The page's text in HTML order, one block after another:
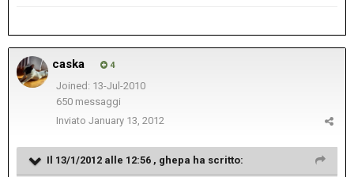
caska 4
Joined: 13-Jul-2010
650 messaggi
Inviato January 13, 2012
Il 13/1/2012 alle 12:56 , ghepa ha scritto: